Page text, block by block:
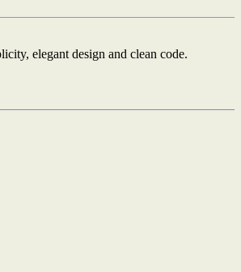
elegant design and clean code.